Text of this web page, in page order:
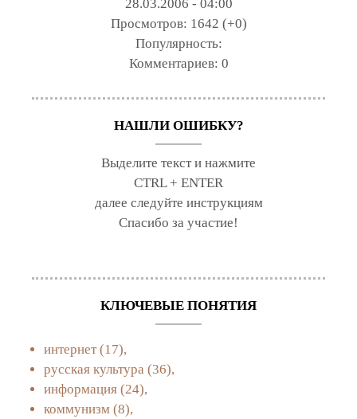
28.03.2006 - 04:00
Просмотров: 1642 (+0)
Популярность:
Комментариев: 0
НАШЛИ ОШИБКУ?
Выделите текст и нажмите
CTRL + ENTER
далее следуйте инструкциям
Спасибо за участие!
КЛЮЧЕВЫЕ ПОНЯТИЯ
интернет (17),
русская культура (36),
информация (24),
коммунизм (8),